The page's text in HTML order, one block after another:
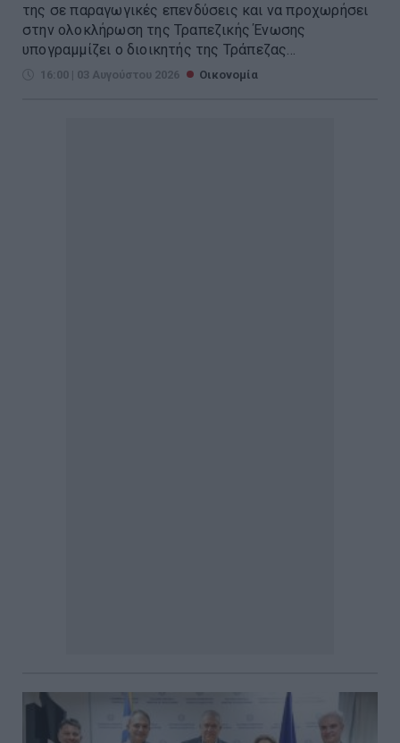
της σε παραγωγικές επενδύσεις και να προχωρήσει
στην ολοκλήρωση της Τραπεζικής Ένωσης
υπογραμμίζει ο διοικητής της Τράπεζας...
16:00 | 03 Αυγούστου 2026 Οικονομία